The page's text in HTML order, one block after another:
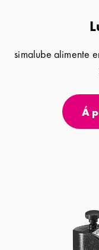
simalube alimente
Á